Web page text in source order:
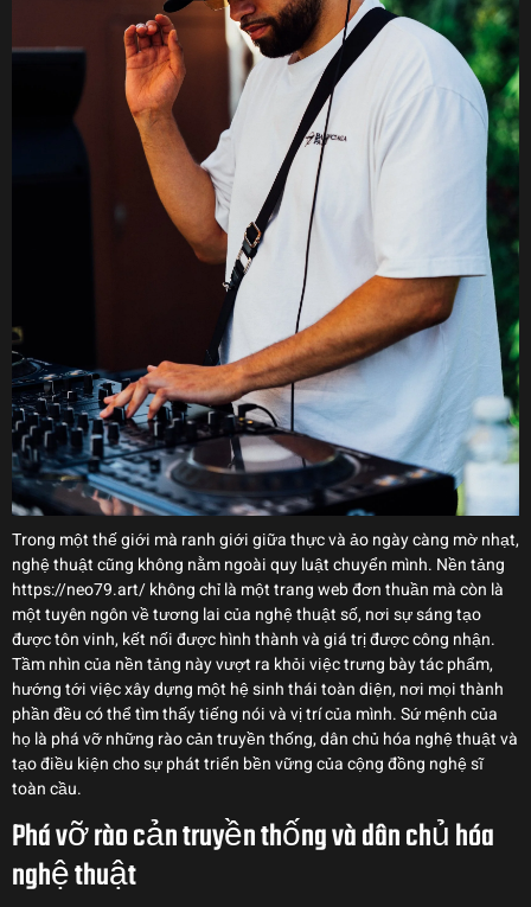
Trong một thế giới mà ranh giới giữa thực và ảo ngày càng mờ nhạt,
nghệ thuật cũng không nằm ngoài quy luật chuyển mình. Nền tảng
https://neo79.art/ không chỉ là một trang web đơn thuần mà còn là
một tuyên ngôn về tương lai của nghệ thuật số, nơi sự sáng tạo
được tôn vinh, kết nối được hình thành và giá trị được công nhận.
Tầm nhìn của nền tảng này vượt ra khỏi việc trưng bày tác phẩm,
hướng tới việc xây dựng một hệ sinh thái toàn diện, nơi mọi thành
phần đều có thể tìm thấy tiếng nói và vị trí của mình. Sứ mệnh của
họ là phá vỡ những rào cản truyền thống, dân chủ hóa nghệ thuật và
tạo điều kiện cho sự phát triển bền vững của cộng đồng nghệ sĩ
toàn cầu.
Phá vỡ rào cản truyền thống và dân chủ hóa
nghệ thuật